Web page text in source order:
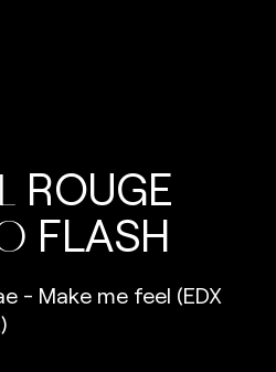
ROUGE
FLASH
- Make me feel (EDX